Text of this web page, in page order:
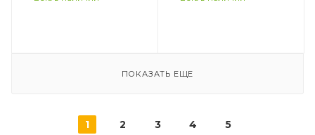
ПОКАЗАТЬ ЕЩЕ
1 2 3 4 5